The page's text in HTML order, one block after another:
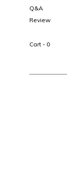
Q&A
Review
Cart - 0